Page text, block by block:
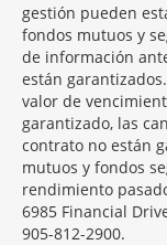
gestión pueden
fondos mutuos y
de información
están
valor de
garantizado, las
contrato no están
mutuos y fondos
rendimiento
6985 Financial
905-812-2900.